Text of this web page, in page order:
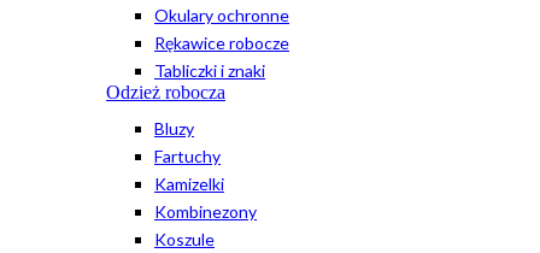
Okulary ochronne
Rękawice robocze
Tabliczki i znaki
Odzież robocza
Bluzy
Fartuchy
Kamizelki
Kombinezony
Koszule